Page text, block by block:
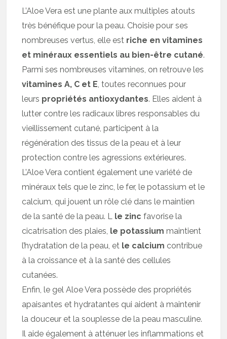
L’Aloe Vera est une plante aux multiples atouts
très bénéfique pour la peau. Choisie pour ses
nombreuses vertus, elle est riche en vitamines
et minéraux essentiels au bien-être cutané.
Parmi ses nombreuses vitamines, on retrouve les
vitamines A, C et E, toutes reconnues pour
leurs propriétés antioxydantes. Elles aident à
lutter contre les radicaux libres responsables du
vieillissement cutané, participent à la
régénération des tissus de la peau et à leur
protection contre les agressions extérieures.
L’Aloe Vera contient également une variété de
minéraux tels que le zinc, le fer, le potassium et le
calcium, qui jouent un rôle clé dans le maintien
de la santé de la peau. L le zinc favorise la
cicatrisation des plaies, le potassium maintient
l’hydratation de la peau, et le calcium contribue
à la croissance et à la santé des cellules
cutanées.
Enfin, le gel Aloe Vera possède des propriétés
apaisantes et hydratantes qui aident à maintenir
la douceur et la souplesse de la peau masculine.
Il aide également à atténuer les inflammations et